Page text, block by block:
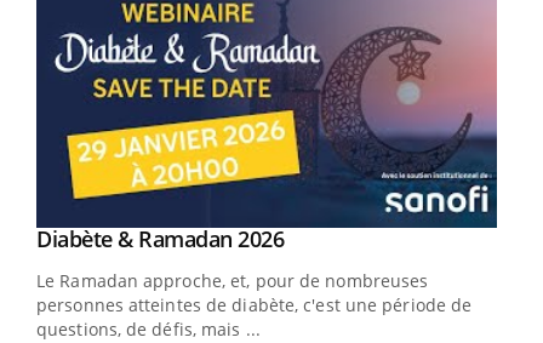
Youtube
Diabète & Ramadan 2026Youtube
Le Ramadan approche, et, pour de nombreuses
personnes atteintes de diabète, c'est une période de
questions, de défis, mais ...
Youtube
Un « jumeau numérique » pour faciliter l’accès
Un établissement lié à un groupe mutualiste innove en
matière de bilan de santé : l'utilisation d'un « jumeau